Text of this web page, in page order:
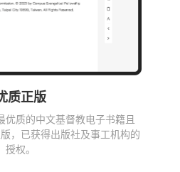
质正版
优质的中文基督教电子书籍且
，已获得出版社及事工机构的
授权。